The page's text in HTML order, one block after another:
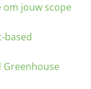
jouw scope
based
Greenhouse